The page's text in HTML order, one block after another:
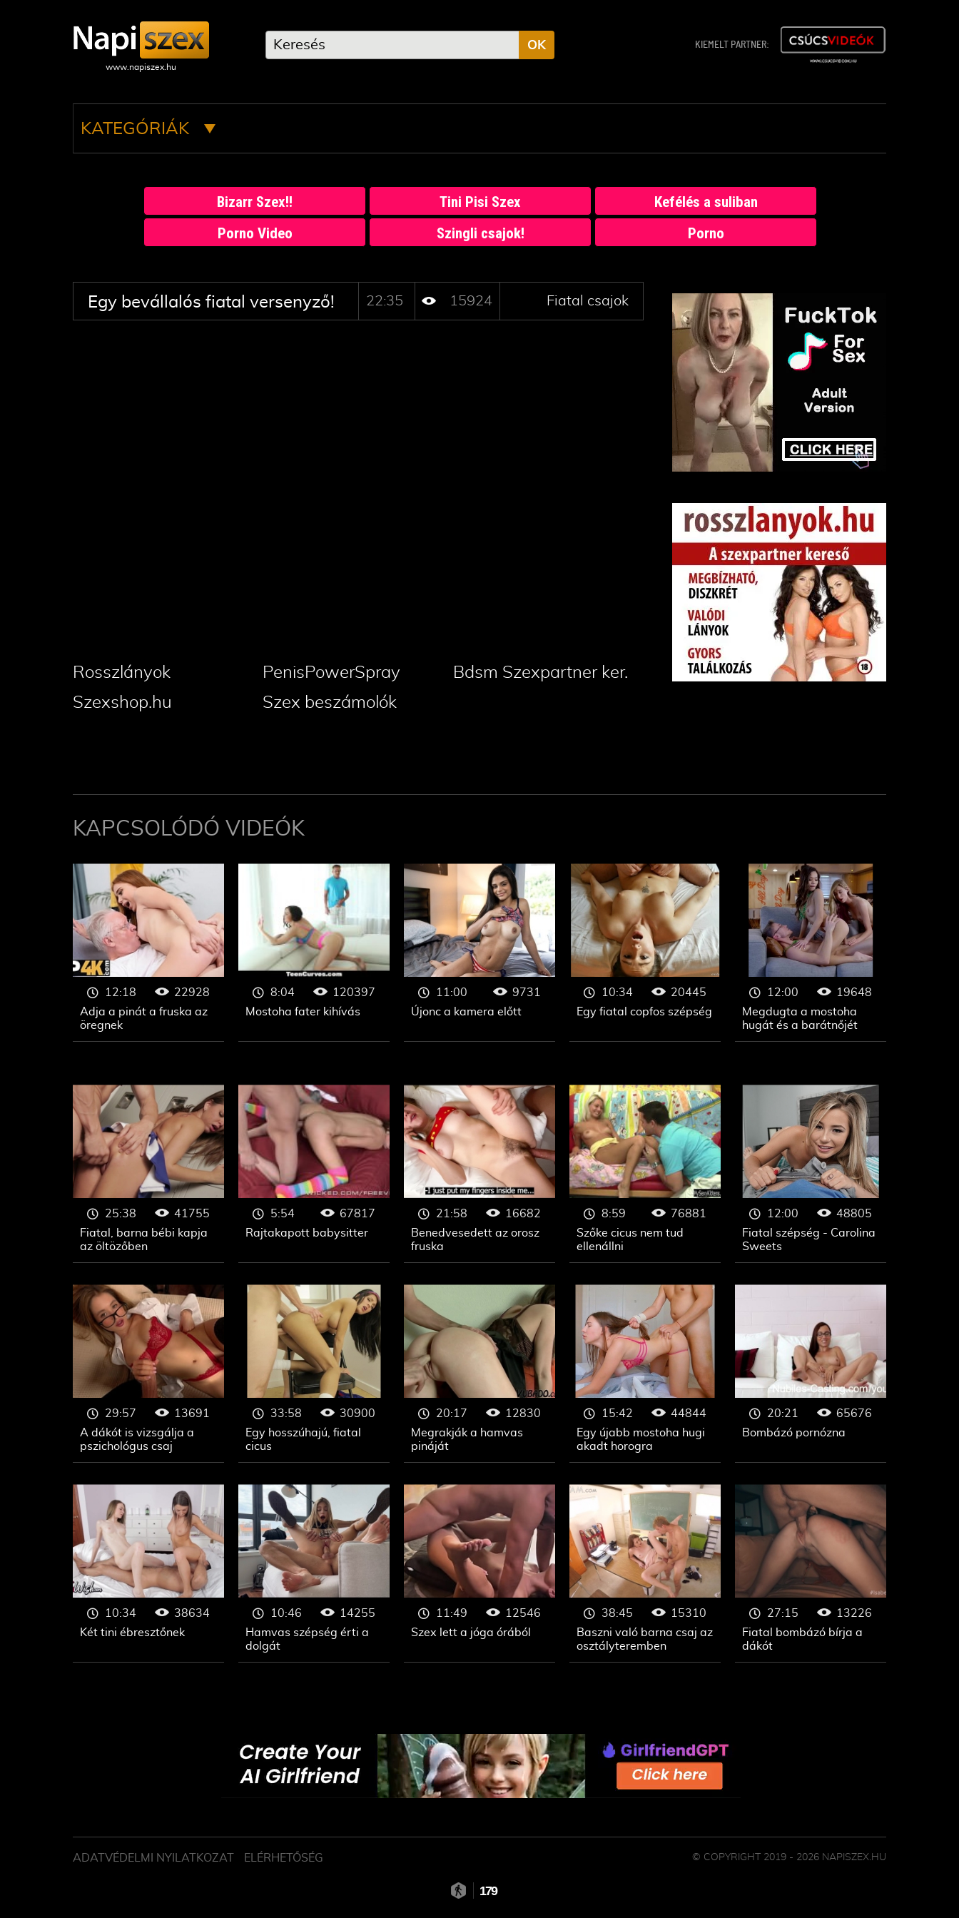
KIEMELT PARTNER:
KATEGÓRIÁK
OK
Bizarr Szex!! Tini Pisi Szex
Kefélés a suliban
Porno Video
Szingli csajok! Porno
Egy bevállalós fiatal versenyző! 22:35 15924 Fiatal csajok
Rosszlányok PenisPowerSpray
Bdsm Szexpartner ker.
Szexshop.hu
Szex beszámolók
KAPCSOLÓDÓ VIDEÓK
Adja a pinát a fruska az
öregnek
12:18
22928
Mostoha fater kihívás
8:04
120397
Újonc a kamera előtt
11:00
9731
Egy fiatal copfos szépség
10:34
20445
Megdugta a mostoha
hugát és a barátnőjét
12:00 19648
Fiatal, barna bébi kapja
az öltözőben
25:38
41755
Rajtakapott babysitter
5:54
67817
Benedvesedett az orosz
fruska
21:58
16682
Szőke cicus nem tud
ellenállni
8:59
76881
Fiatal szépség - Carolina
Sweets
12:00 48805
A dákót is vizsgálja a
pszichológus csaj
29:57
13691
Egy hosszúhajú, fiatal
cicus
33:58
30900
Megrakják a hamvas
pináját
20:17
12830
Egy újabb mostoha hugi
akadt horogra
15:42
44844
Bombázó pornózna
20:21 65676
Két tini ébresztőnek
10:34
38634
Hamvas szépség érti a
dolgát
10:46
14255
Szex lett a jóga órából
11:49
12546
Baszni való barna csaj az
osztályteremben
38:45
15310
Fiatal bombázó bírja a
dákót
27:15 13226
ADATVÉDELMI NYILATKOZAT ELÉRHETŐSÉG © COPYRIGHT 2019 - 2026 NAPISZEX.HU
179